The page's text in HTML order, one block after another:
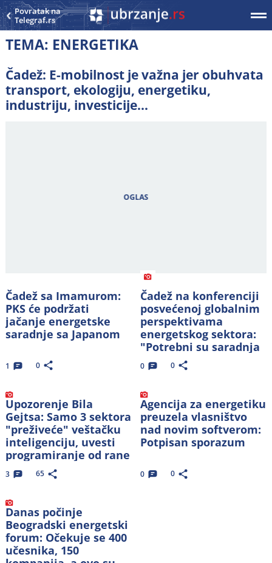
Povratak na
Telegraf.rs
TEMA: ENERGETIKA
Čadež: E-mobilnost je važna jer obuhvata
transport, ekologiju, energetiku,
industriju, investicije...
Čadež sa Imamurom:
PKS će podržati
jačanje energetske
saradnje sa Japanom
1 0
Čadež na konferenciji
posvećenoj globalnim
perspektivama
energetskog sektora:
"Potrebni su saradnja
i znanje"
0 0
Upozorenje Bila
Gejtsa: Samo 3 sektora
"preživeće" veštačku
inteligenciju, uvesti
programiranje od rane
dobi
3 65
Agencija za energetiku
preuzela vlasništvo
nad novim softverom:
Potpisan sporazum
0 0
Danas počinje
Beogradski energetski
forum: Očekuje se 400
učesnika, 150